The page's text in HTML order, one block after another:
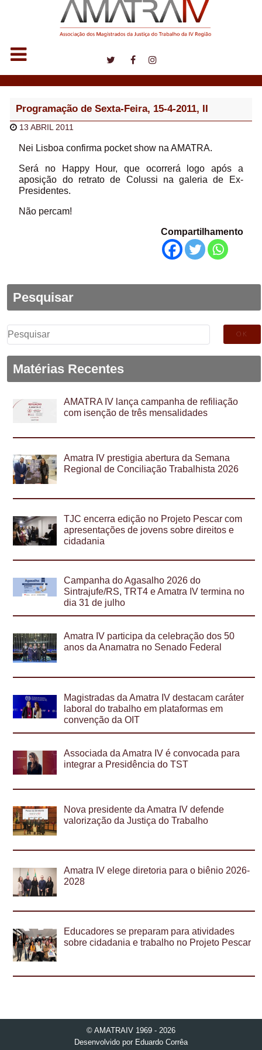
Programação de Sexta-Feira, 15-4-2011, II
13 ABRIL 2011
Nei Lisboa confirma pocket show na AMATRA.
Será no Happy Hour, que ocorrerá logo após a
aposição do retrato de Colussi na galeria de Ex-
Presidentes.
Não percam!
Compartilhamento
Pesquisar
Pesquisar
por:
Matérias Recentes
AMATRA IV lança campanha de refiliação
com isenção de três mensalidades
Amatra IV prestigia abertura da Semana
Regional de Conciliação Trabalhista 2026
TJC encerra edição no Projeto Pescar com
apresentações de jovens sobre direitos e
cidadania
Campanha do Agasalho 2026 do
Sintrajufe/RS, TRT4 e Amatra IV termina no
dia 31 de julho
Amatra IV participa da celebração dos 50
anos da Anamatra no Senado Federal
Magistradas da Amatra IV destacam caráter
laboral do trabalho em plataformas em
convenção da OIT
Associada da Amatra IV é convocada para
integrar a Presidência do TST
Nova presidente da Amatra IV defende
valorização da Justiça do Trabalho
Amatra IV elege diretoria para o biênio 2026-
2028
Educadores se preparam para atividades
sobre cidadania e trabalho no Projeto Pescar
© AMATRAIV 1969 - 2026
Desenvolvido por Eduardo Corrêa